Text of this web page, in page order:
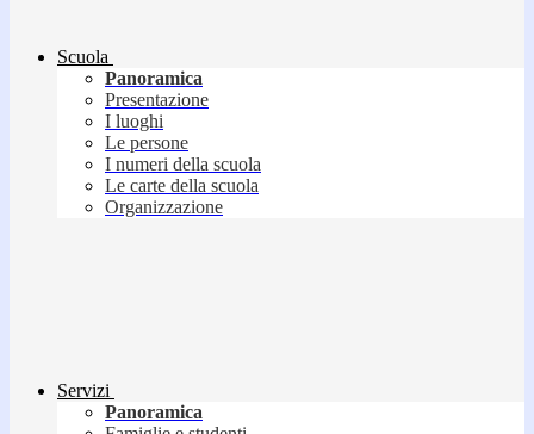
Scuola
Panoramica
Presentazione
I luoghi
Le persone
I numeri della scuola
Le carte della scuola
Organizzazione
Servizi
Panoramica